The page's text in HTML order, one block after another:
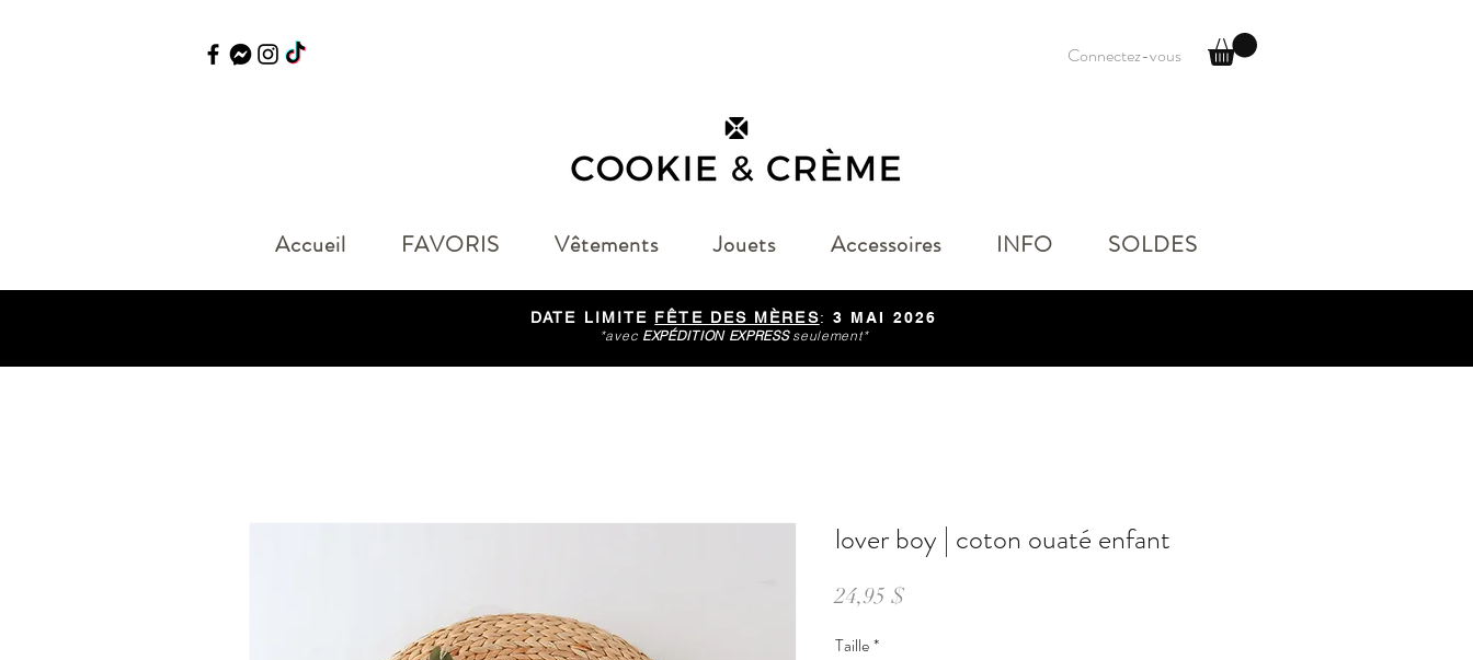
Connectez-vous
Accueil FAVORIS Vêtements Jouets Accessoires INFO SOLDES
DATE LIMITE FÊTE DES MÈRES: 3 MAI 2026
*avec EXPÉDITION EXPRESSseulement*
lover boy | coton ouaté enfant
24,95 $
Taille*